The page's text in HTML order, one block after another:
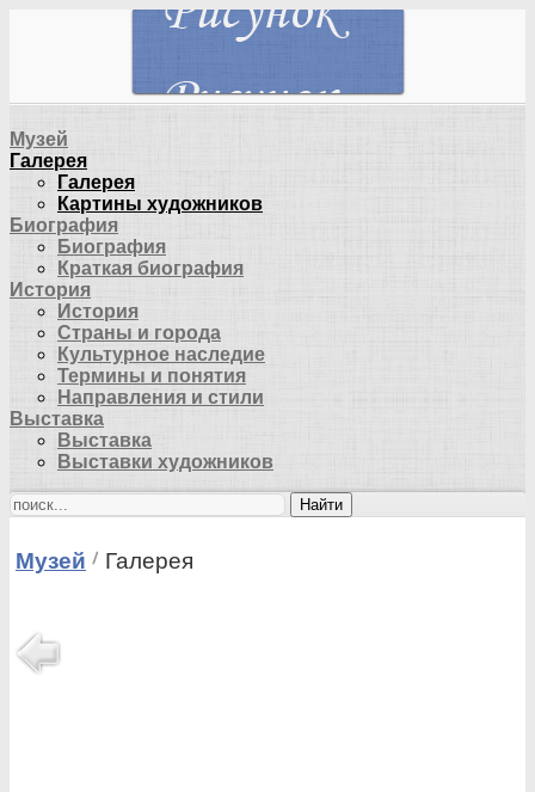
Музей
Галерея
Галерея
Картины художников
Биография
Биография
Краткая биография
История
История
Страны и города
Культурное наследие
Термины и понятия
Направления и стили
Выставка
Выставка
Выставки художников
Найти
Музей Галерея